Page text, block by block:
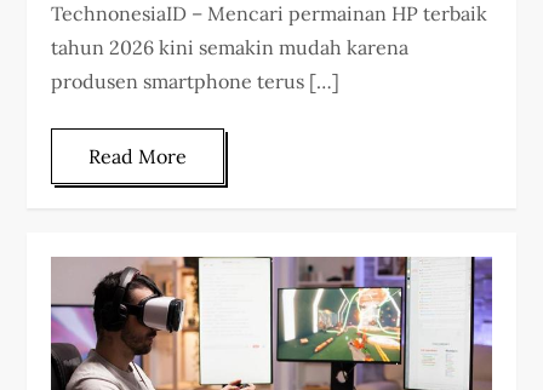
TechnonesiaID – Mencari permainan HP terbaik
tahun 2026 kini semakin mudah karena
produsen smartphone terus […]
Read More